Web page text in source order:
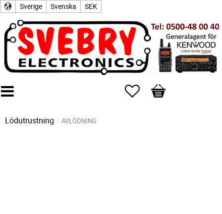
Sverige Svenska SEK
Favoriter
Kundvagn
Lödutrustning AVLÖDNING